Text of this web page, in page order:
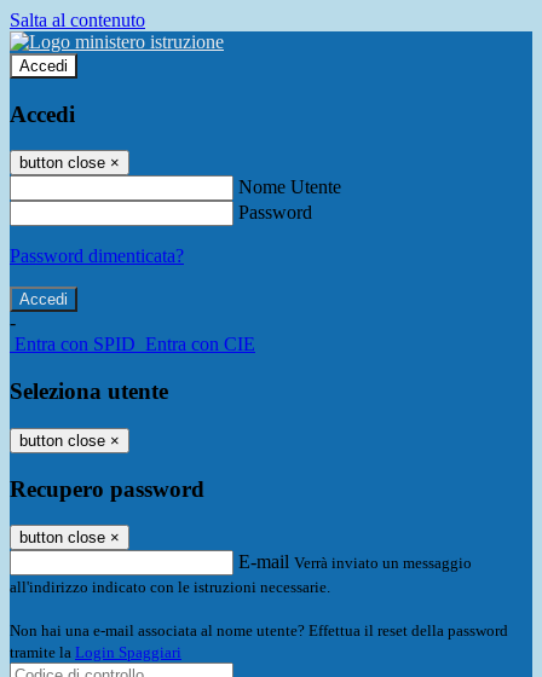
Salta al contenuto
Accedi
Accedi
button close ×
Nome Utente
Password
Password dimenticata?
-
Entra con SPID Entra con CIE
Seleziona utente
button close ×
Recupero password
button close ×
E-mail Verrà inviato un messaggio
all'indirizzo indicato con le istruzioni necessarie.
Non hai una e-mail associata al nome utente? Effettua il reset della password
tramite la Login Spaggiari